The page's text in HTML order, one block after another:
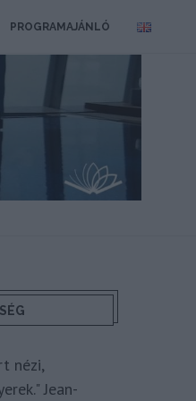
PROGRAMAJÁNLÓ
nézi,
Jean-